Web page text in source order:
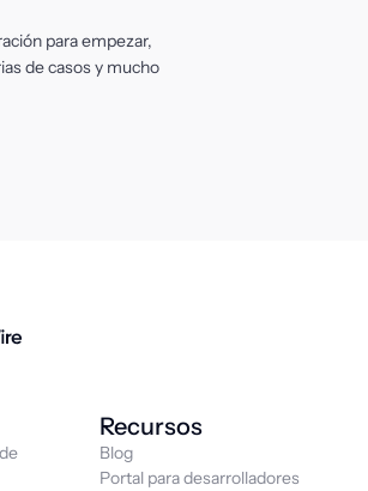
para empezar,
de casos y mucho
Recursos
Blog
Portal para desarrolladores